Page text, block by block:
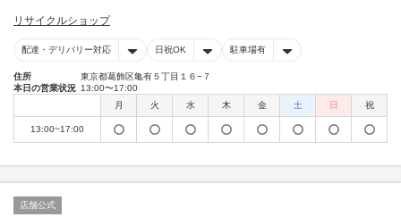
リサイクルショップ
配達・デリバリー対応 日祝OK 駐車場有
住所
東京都葛飾区亀有５丁目１６−７
本日の営業状況 13:00〜17:00
月
火 水 木 金 土 日 祝
13:00~17:00
店舗公式